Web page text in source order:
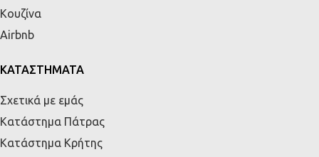
Κουζίνα
Airbnb
ΚΑΤΑΣΤΗΜΑΤΑ
Σχετικά με εμάς
Κατάστημα Πάτρας
Κατάστημα Κρήτης